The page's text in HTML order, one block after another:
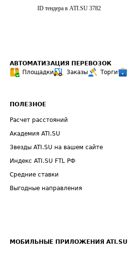
ID тендера в ATI.SU 3782
АВТОМАТИЗАЦИЯ ПЕРЕВОЗОК
Площадки
Заказы Торги
ПОЛЕЗНОЕ
Расчет расстояний
Академия ATI.SU
Звезды ATI.SU на вашем сайте
Индекс ATI.SU FTL РФ
Средние ставки
Выгодные направления
МОБИЛЬНЫЕ ПРИЛОЖЕНИЯ ATI.SU